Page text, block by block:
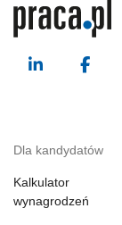
Dla kandydatów
Kalkulator
wynagrodzeń